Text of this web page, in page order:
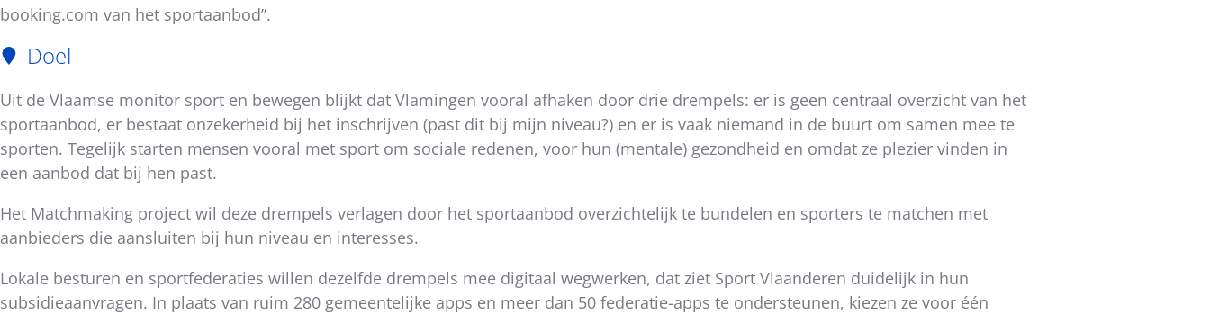
booking.com van het sportaanbod”.
Doel
Uit de Vlaamse monitor sport en bewegen blijkt dat Vlamingen vooral afhaken door drie drempels: er is geen centraal overzicht van het
sportaanbod, er bestaat onzekerheid bij het inschrijven (past dit bij mijn niveau?) en er is vaak niemand in de buurt om samen mee te
sporten. Tegelijk starten mensen vooral met sport om sociale redenen, voor hun (mentale) gezondheid en omdat ze plezier vinden in
een aanbod dat bij hen past.
Het Matchmaking project wil deze drempels verlagen door het sportaanbod overzichtelijk te bundelen en sporters te matchen met
aanbieders die aansluiten bij hun niveau en interesses.
Lokale besturen en sportfederaties willen dezelfde drempels mee digitaal wegwerken, dat ziet Sport Vlaanderen duidelijk in hun
subsidieaanvragen. In plaats van ruim 280 gemeentelijke apps en meer dan 50 federatie-apps te ondersteunen, kiezen ze voor één